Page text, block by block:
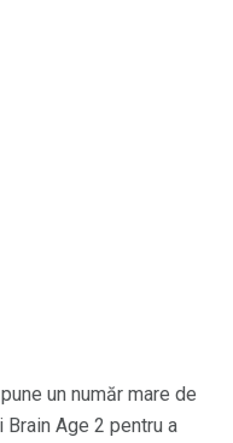
un număr mare de
Age 2 pentru a